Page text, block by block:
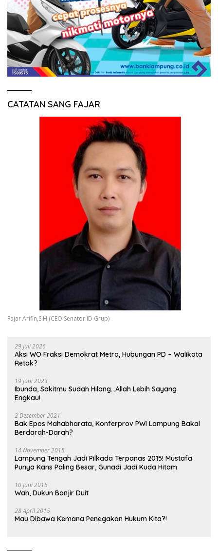
CATATAN SANG FAJAR
Fajar Arifin,S.H (CEO Senator.ID Grup)
29 Juli 2026
Aksi WO Fraksi Demokrat Metro, Hubungan PD – Walikota
Retak?
19 Juni 2023
Ibunda, Sakitmu Sudah Hilang…Allah Lebih Sayang
Engkau!
2 Desember 2021
Bak Epos Mahabharata, Konferprov PWI Lampung Bakal
Berdarah-Darah?
14 November 2015
Lampung Tengah Jadi Pilkada Terpanas 2015! Mustafa
Punya Kans Paling Besar, Gunadi Jadi Kuda Hitam
10 Juni 2015
Wah, Dukun Banjir Duit
28 April 2015
Mau Dibawa Kemana Penegakan Hukum Kita?!